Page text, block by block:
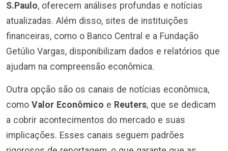
S.Paulo, oferecem análises profundas e notícias
atualizadas. Além disso, sites de instituições
financeiras, como o Banco Central e a Fundação
Getúlio Vargas, disponibilizam dados e relatórios que
ajudam na compreensão econômica.
Outra opção são os canais de notícias econômica,
como Valor Econômico e Reuters, que se dedicam
a cobrir acontecimentos do mercado e suas
implicações. Esses canais seguem padrões